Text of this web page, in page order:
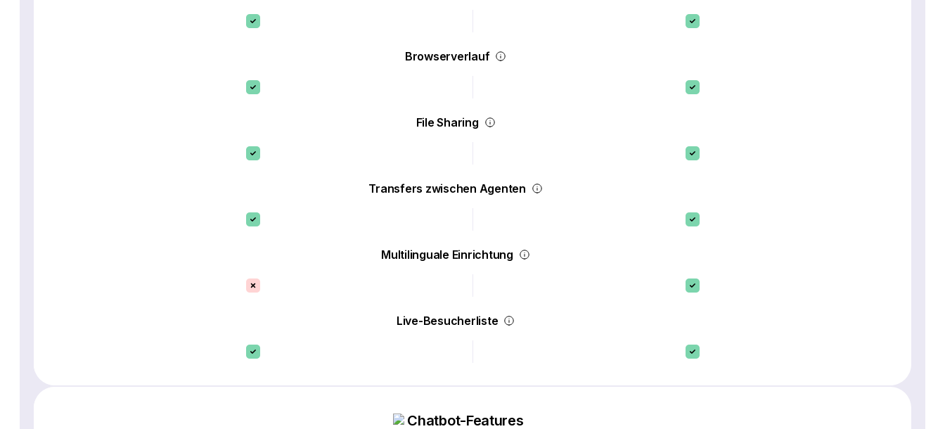
Browserverlauf
File Sharing
Transfers zwischen Agenten
Multilinguale Einrichtung
Live-Besucherliste
Chatbot-Features